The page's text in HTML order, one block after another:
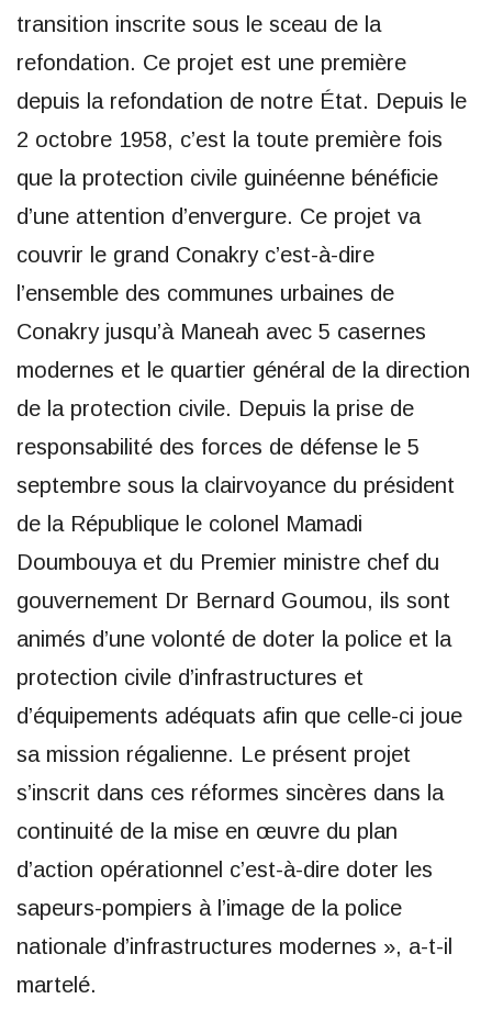
transition inscrite sous le sceau de la
refondation. Ce projet est une première
depuis la refondation de notre État. Depuis le
2 octobre 1958, c’est la toute première fois
que la protection civile guinéenne bénéficie
d’une attention d’envergure. Ce projet va
couvrir le grand Conakry c’est-à-dire
l’ensemble des communes urbaines de
Conakry jusqu’à Maneah avec 5 casernes
modernes et le quartier général de la direction
de la protection civile. Depuis la prise de
responsabilité des forces de défense le 5
septembre sous la clairvoyance du président
de la République le colonel Mamadi
Doumbouya et du Premier ministre chef du
gouvernement Dr Bernard Goumou, ils sont
animés d’une volonté de doter la police et la
protection civile d’infrastructures et
d’équipements adéquats afin que celle-ci joue
sa mission régalienne. Le présent projet
s’inscrit dans ces réformes sincères dans la
continuité de la mise en œuvre du plan
d’action opérationnel c’est-à-dire doter les
sapeurs-pompiers à l’image de la police
nationale d’infrastructures modernes », a-t-il
martelé.